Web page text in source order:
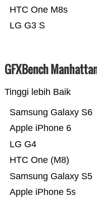
LG G3 S
HTC One M8s
GFXBench
Tinggi lebih Baik
Apple iPhone 5s
Samsung Galaxy S5
HTC One (M8)
LG G4
Apple iPhone 6
Samsung Galaxy S6